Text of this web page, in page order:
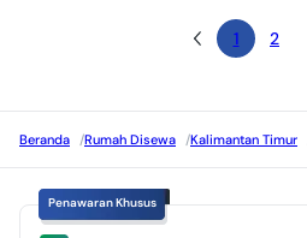
1 2
Beranda /Rumah Disewa /Kalimantan Timur
Penawaran Khusus